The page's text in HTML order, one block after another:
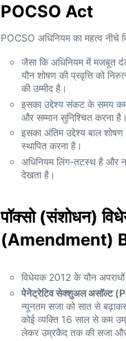
POCSO Act
POCSO अधिनियम का महत्व नीचे
जैसा कि अधिनियम में मजबूत
यौन शोषण की प्रवृत्ति को
की उम्मीद है।
इसका उद्देश्य संकट के समय
और सम्मान सुनिश्चित करना है।
इसका अंतिम उद्देश्य बाल
स्थापित करना है।
अधिनियम लिंग-तटस्थ है और
देखता है।
पॉक्सो (संशोधन)
(Amendment)
विधेयक 2012 के यौन
पेनेट्रेटिव सेक्शुअल असॉल्ट
न्यूनतम सजा को सात से
कोई व्यक्ति 16 साल से कम
लेकर उम्रकैद तक की सजा और